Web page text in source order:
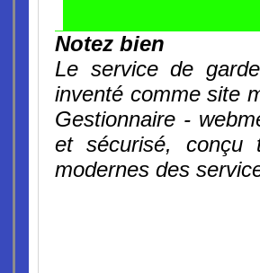
Notez bien
Le service de
inventé comme site
Gestionnaire -
et sécurisé, conçu
modernes des